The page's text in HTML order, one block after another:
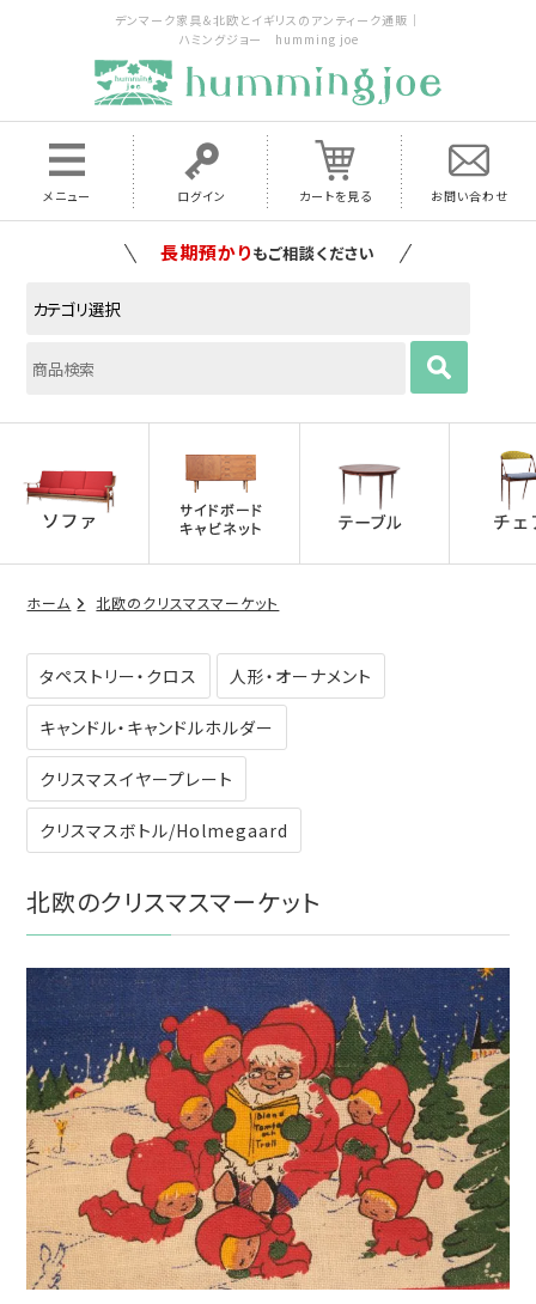
デンマーク家具＆北欧とイギリスのアンティーク通販｜
ハミングジョー humming joe
メニュー ログイン カートを見る お問い合わせ
長期預かりもご相談ください
ホーム 北欧のクリスマスマーケット
タペストリー・クロス 人形・オーナメント
キャンドル・キャンドルホルダー
クリスマスイヤープレート
クリスマスボトル/Holmegaard
北欧のクリスマスマーケット